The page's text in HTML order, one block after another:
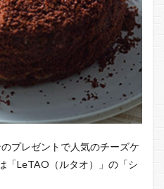
プレゼントで人気のチーズケ
「LeTAO（ルタオ）」の「シ